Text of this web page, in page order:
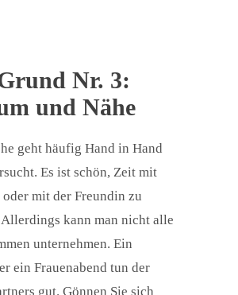
Nr. 3:
und Nähe
geht häufig Hand in Hand
Es ist schön, Zeit mit
oder mit der Freundin zu
kann man nicht alle
unternehmen. Ein
ein Frauenabend tun der
gut. Gönnen Sie sich